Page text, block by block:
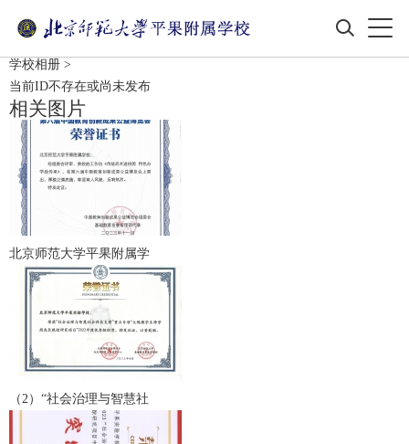
学校相册 >
当前ID不存在或尚未发布
相关图片
北京师范大学平果附属学
（2）“社会治理与智慧社